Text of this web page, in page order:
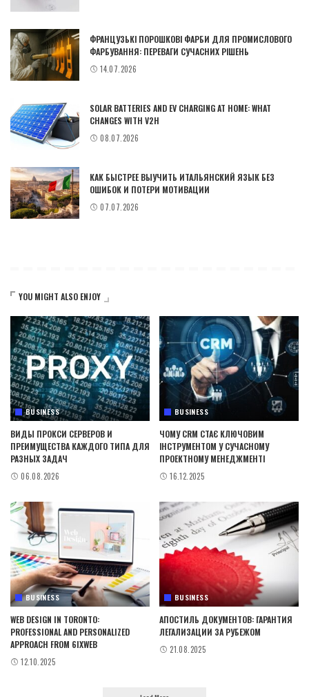
ФРАНЦУЗЬКІ ПОРОШКОВІ ФАРБИ ДЛЯ ПРОМИСЛОВОГО
ФАРБУВАННЯ: ПЕРЕВАГИ СУЧАСНИХ РІШЕНЬ
14.07.2026
SOLAR BATTERIES AND EV CHARGING AT HOME: WHAT
CHANGES WITH V2H
08.07.2026
КАК БЫСТРЕЕ ВЫУЧИТЬ ИТАЛЬЯНСКИЙ ЯЗЫК БЕЗ
ОШИБОК И ПОТЕРИ МОТИВАЦИИ
07.07.2026
YOU MIGHT ALSO ENJOY
BUSINESS
ВИДЫ ПРОКСИ СЕРВЕРОВ И
ПРЕИМУЩЕСТВА КАЖДОГО ТИПА ДЛЯ
РАЗНЫХ ЗАДАЧ
06.08.2026
BUSINESS
ЧОМУ CRM СТАЄ КЛЮЧОВИМ
ІНСТРУМЕНТОМ У СУЧАСНОМУ
ПРОЕКТНОМУ МЕНЕДЖМЕНТІ
16.12.2025
BUSINESS
WEB DESIGN IN TORONTO:
PROFESSIONAL AND PERSONALIZED
APPROACH FROM 6IXWEB
12.10.2025
BUSINESS
АПОСТИЛЬ ДОКУМЕНТОВ: ГАРАНТИЯ
ЛЕГАЛИЗАЦИИ ЗА РУБЕЖОМ
21.08.2025